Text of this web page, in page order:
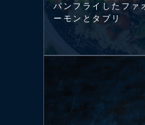
パンフライしたファ
ーモンとタブリ